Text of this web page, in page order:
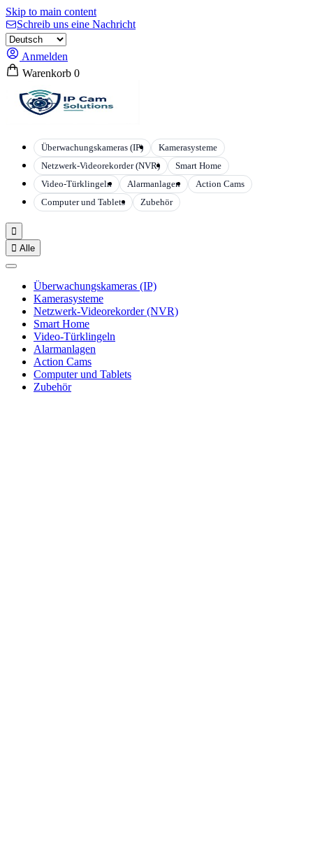
Skip to main content
Schreib uns eine Nachricht
Anmelden
Warenkorb 0
Überwachungskameras (IP)
Kamerasysteme
Netzwerk-Videorekorder (NVR)
Smart Home
Video-Türklingeln
Alarmanlagen
Action Cams
Computer und Tablets
Zubehör

 Alle
Überwachungskameras (IP)
Kamerasysteme
Netzwerk-Videorekorder (NVR)
Smart Home
Video-Türklingeln
Alarmanlagen
Action Cams
Computer und Tablets
Zubehör